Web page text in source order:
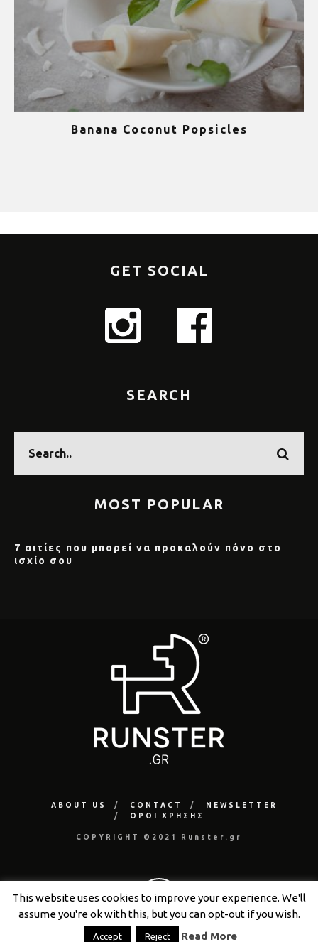
Banana Coconut Popsicles
GET SOCIAL
SEARCH
MOST POPULAR
7 αιτίες που μπορεί να προκαλούν πόνο στο
ισχίο σου
ABOUT US CONTACT
NEWSLETTER
ΟΡΟΙ ΧΡΗΣΗΣ
COPYRIGHT ©2021 Runster.gr
This website uses cookies to improve your experience. We'll
assume you're ok with this, but you can opt-out if you wish.
Accept Reject Read More